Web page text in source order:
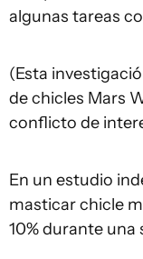
algunas tareas
(Esta
de chicles Mars
conflicto de
En un estudio
masticar chicle
10% durante una